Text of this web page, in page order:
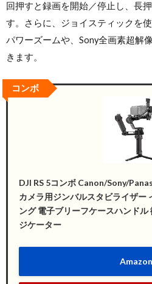
回押すと録画を開始／停止し、長
す。さらに、ジョイスティックを
パワーズームや、Sony全画素超解
きます。
DJI RS 5コンボ Canon/Sony/
カメラ用ジンバルスタビライザー
ング 電子ブリーフケースハンド
ジケーター
Amazon
コンボ